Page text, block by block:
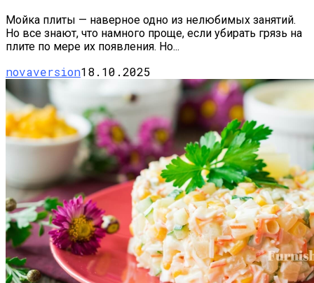
Мойка плиты — наверное одно из нелюбимых занятий.
Но все знают, что намного проще, если убирать грязь на
плите по мере их появления. Но...
novaversion18.10.2025